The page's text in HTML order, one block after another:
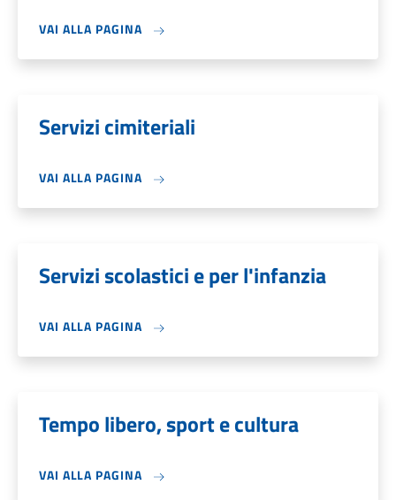
VAI ALLA PAGINA
Servizi cimiteriali
VAI ALLA PAGINA
Servizi scolastici e per l'infanzia
VAI ALLA PAGINA
Tempo libero, sport e cultura
VAI ALLA PAGINA